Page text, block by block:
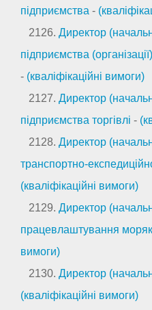
підприємства -
2126. Директор
підприємства
- (кваліфікаційні вимоги)
2127. Директор
підприємства торгівлі -
2128. Директор
транспортно-
(кваліфікаційні вимоги)
2129. Директор
працевлаштування
вимоги)
2130. Директор
(кваліфікаційні вимоги)